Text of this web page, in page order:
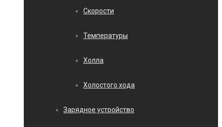
Скорости
Температуры
Холла
Холостого хода
Зарядное устройство